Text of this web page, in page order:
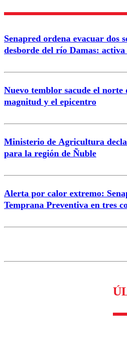
Correo
Senapred ordena evacuar dos
desborde del río Damas:
Nuevo temblor sacude el norte
magnitud y el epicentro
Ministerio de Agricultura
para la región de Ñuble
Alerta por calor extremo:
Temprana Preventiva en tres